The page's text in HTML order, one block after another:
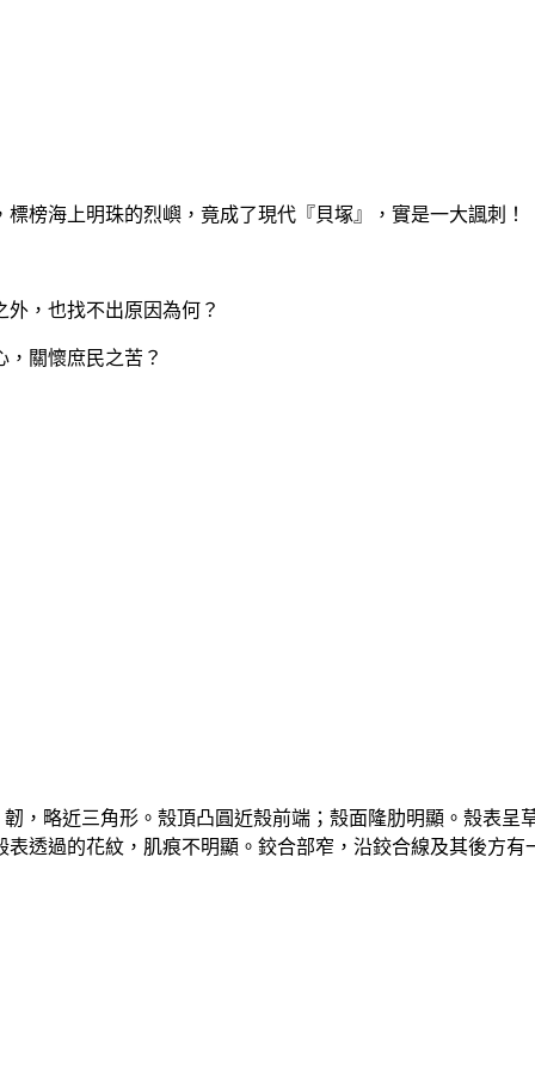
榜海上明珠的烈嶼，竟成了現代『貝塚』，實是一大諷刺！
，也找不出原因為何？
關懷庶民之苦？
韌，略近三角形。殼頂凸圓近殼前端；殼面隆肋明顯。殼表
透過的花紋，肌痕不明顯。鉸合部窄，沿鉸合線及其後方